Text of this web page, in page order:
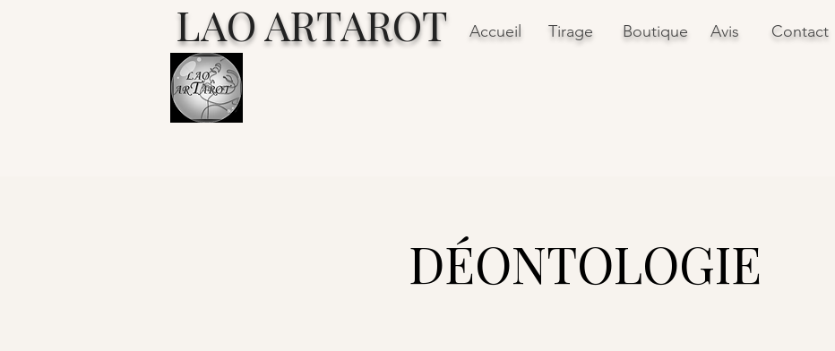
LAO ARTAROT Accueil Tirage Boutique Avis Contact
DÉONTOLOGIE